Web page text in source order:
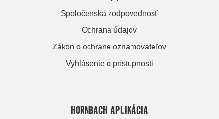
Spoločenská zodpovednosť
Ochrana údajov
Zákon o ochrane oznamovateľov
Vyhlásenie o prístupnosti
HORNBACH APLIKÁCIA